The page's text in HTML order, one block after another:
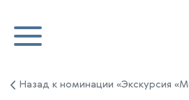
Назад к номинации «Экскурсия